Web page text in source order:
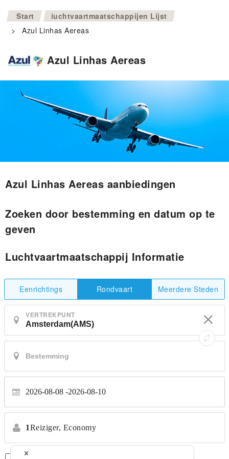
Start >
luchtvaartmaatschappijen Lijst
>
Azul Linhas Aereas
Azul Linhas Aereas
Azul Linhas Aereas aanbiedingen
Zoeken door bestemming en datum op te
geven
Luchtvaartmaatschappij Informatie
Eenrichtings Rondvaart Meerdere Steden
VERTREKPUNT
2026-08-08 2026-08-10
1Reiziger, Economy